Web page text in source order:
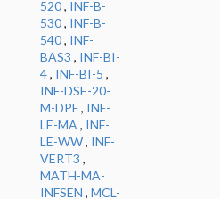
520, INF-B-
530, INF-B-
540, INF-
BAS3 , INF-BI-
4, INF-BI-5 ,
INF-DSE-20-
M-DPF, INF-
LE-MA , INF-
LE-WW, INF-
VERT3 ,
MATH-MA-
INFSEN , MCL-